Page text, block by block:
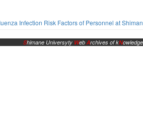
Infection Risk Factors of Personnel at
Shimane Universyty WebArchives of kNowledge